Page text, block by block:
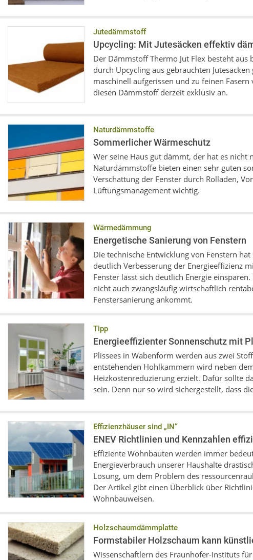
Jutedämmstoff
Upcycling: Mit Jutesäcken effektiv
Der Dämmstoff Thermo Jut Flex besteht
durch Upcycling aus gebrauchten
maschinell aufgerissen und zu feinen
diesen Dämmstoff derzeit exklusiv an.
Naturdämmstoffe
Sommerlicher Wärmeschutz
Wer seine Haus gut dämmt, der hat es
Naturdämmstoffe bieten einen sehr guten
Verschattung der Fenster durch Rolladen,
Lüftungsmanagement wichtig.
Wärmedämmung
Energetische Sanierung von Fenstern
Die technische Entwicklung von Fenstern
deutlich Verbesserung der Energieeffizienz
Fenster lässt sich deutlich Energie
nicht auch zwangsläufig wirtschaftlich
Fenstersanierung ankommt.
Tipp
Energieeffizienter Sonnenschutz mit
Plissees in Wabenform werden aus zwei
entstehenden Hohlkammern wird neben
Heizkostenreduzierung erzielt. Dafür sollte
sein. Denn nur so wird sichergestellt, dass
Effizienzhäuser sind „IN“
ENEV Richtlinien und Kennzahlen
Effiziente Wohnbauten werden immer
Energieverbrauch unserer Haushalte
Lösung, um dem Problem des
Der Artikel gibt einen Überblick über
Wohnbauweisen.
Holzschaumdämmplatte
Formstabiler Holzschaum kann
Wissenschaftlern des Fraunhofer-Instituts